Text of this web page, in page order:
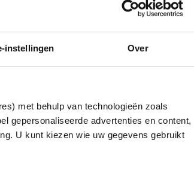
instellingen Over
met behulp van technologieën zoals
gepersonaliseerde advertenties en content,
U kunt kiezen wie uw gegevens gebruikt
Zie al het nieuws